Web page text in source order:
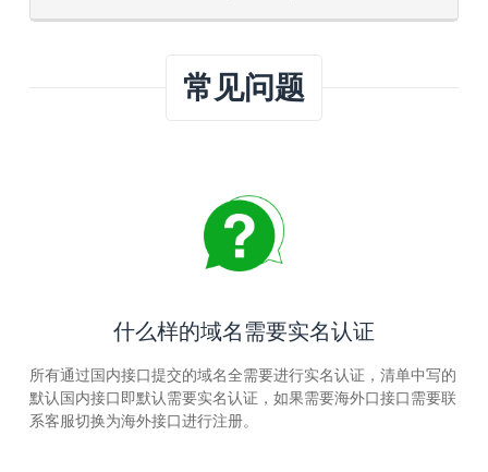
常见问题
什么样的域名需要实名认证
所有通过国内接口提交的域名全需要进行实名认证，清单中写的
默认国内接口即默认需要实名认证，如果需要海外口接口需要联
系客服切换为海外接口进行注册。